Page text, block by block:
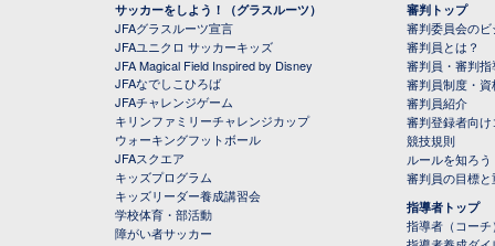
サッカーをしよう！（グラスルーツ）
JFAグラスルーツ宣言
JFAユニクロ サッカーキッズ
JFA Magical Field Inspired by Disney
JFAなでしこひろば
JFAチャレンジゲーム
キリンファミリーチャレンジカップ
ウォーキングフットボール
JFAスクエア
キッズプログラム
キッズリーダー養成講習会
学校体育・部活動
障がい者サッカー
審判トップ
審判委員会の
審判員とは？
審判員・審判指
審判員制度・資
審判員紹介
審判登録者向け
競技規則
ルールを知ろう
審判員の目標と
指導者トップ
指導者（コー